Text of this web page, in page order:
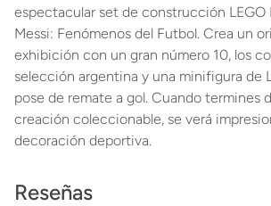
espectacular set de construcción LEGO
Messi: Fenómenos del Futbol. Crea un
exhibición con un gran número 10, los
selección argentina y una minifigura de
pose de remate a gol. Cuando termines
creación coleccionable, se verá
decoración deportiva.
Reseñas